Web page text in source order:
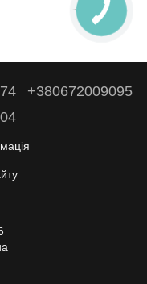
+380672009095